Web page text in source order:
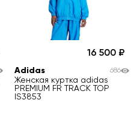
16 500
Adidas
Женская куртка adidas
PREMIUM FR TRACK TOP
IS3853
686